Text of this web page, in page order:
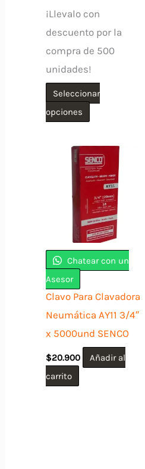
¡Llevalo con
descuento por la
compra de 500
unidades!
Seleccionar
opciones
tiene
múltiples
variantes.
Las
opciones
se
pueden
en
la
página
de
producto
Chatear con un
Asesor
Clavo Para Clavadora
Neumática AY11 3/4″
x 5000und SENCO
$20.900
Añadir al
carrito